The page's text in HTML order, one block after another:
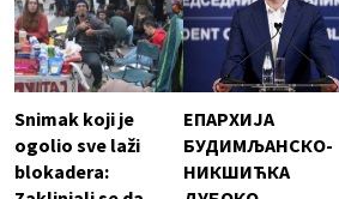
Snimak koji je
ogolio sve laži
blokadera:
ЕПАРХИЈА
БУДИМЉАНСКО-
НИКШИЋКА